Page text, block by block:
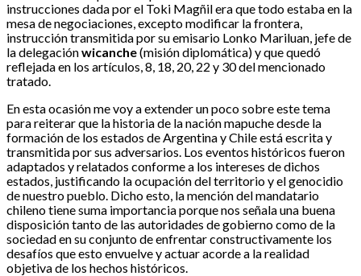
instrucciones dada por el Toki Magñil era que todo estaba en la
mesa de negociaciones, excepto modificar la frontera,
instrucción transmitida por su emisario Lonko Mariluan, jefe de
la delegaciónwicanche(misión diplomática) y que quedó
reflejada en los artículos, 8, 18, 20, 22 y 30 del mencionado
tratado.
En esta ocasión me voy a extender un poco sobre este tema
para reiterar que la historia de la nación mapuche desde la
formación de los estados de Argentina y Chile está escrita y
transmitida por sus adversarios. Los eventos históricos fueron
adaptados y relatados conforme a los intereses de dichos
estados, justificando la ocupación del territorio y el genocidio
de nuestro pueblo. Dicho esto, la mención del mandatario
chileno tiene suma importancia porque nos señala una buena
disposición tanto de las autoridades de gobierno como de la
sociedad en su conjunto de enfrentar constructivamente los
desafíos que esto envuelve y actuar acorde a la realidad
objetiva de los hechos históricos.